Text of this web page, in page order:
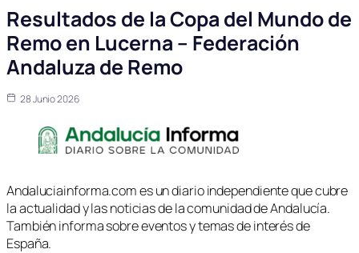
Resultados de la Copa del Mundo de
Remo en Lucerna – Federación
Andaluza de Remo
28 Junio 2026
Andaluciainforma.com es un diario independiente que cubre
la actualidad y las noticias de la comunidad de Andalucía.
También informa sobre eventos y temas de interés de
España.